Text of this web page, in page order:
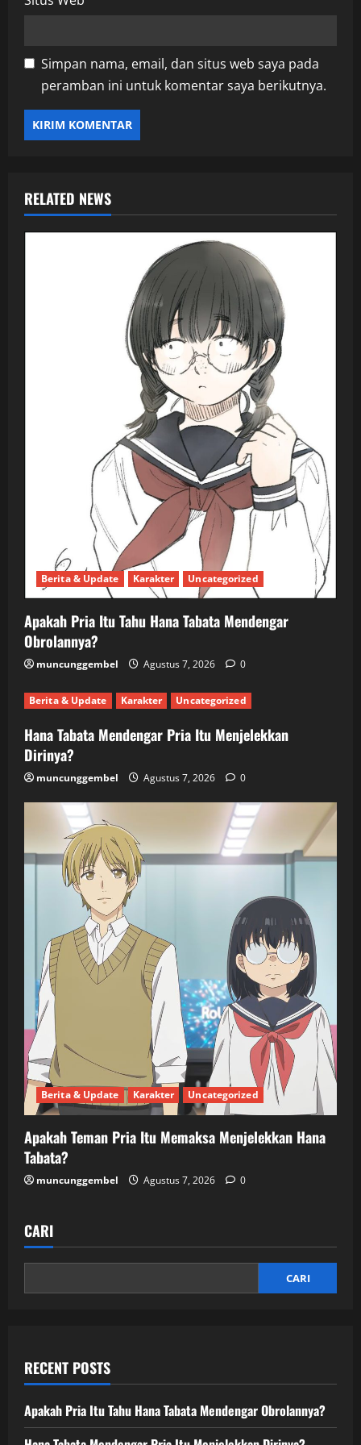
Simpan nama, email, dan situs web saya pada
peramban ini untuk komentar saya berikutnya.
RELATED NEWS
Berita & Update Karakter Uncategorized
Apakah Pria Itu Tahu Hana Tabata Mendengar
Obrolannya?
muncunggembel Agustus 7, 2026 0
Berita & Update Karakter Uncategorized
Hana Tabata Mendengar Pria Itu Menjelekkan
Dirinya?
muncunggembel Agustus 7, 2026 0
Berita & Update Karakter Uncategorized
Apakah Teman Pria Itu Memaksa Menjelekkan Hana
Tabata?
muncunggembel Agustus 7, 2026 0
CARI
CARI
RECENT POSTS
Apakah Pria Itu Tahu Hana Tabata Mendengar Obrolannya?